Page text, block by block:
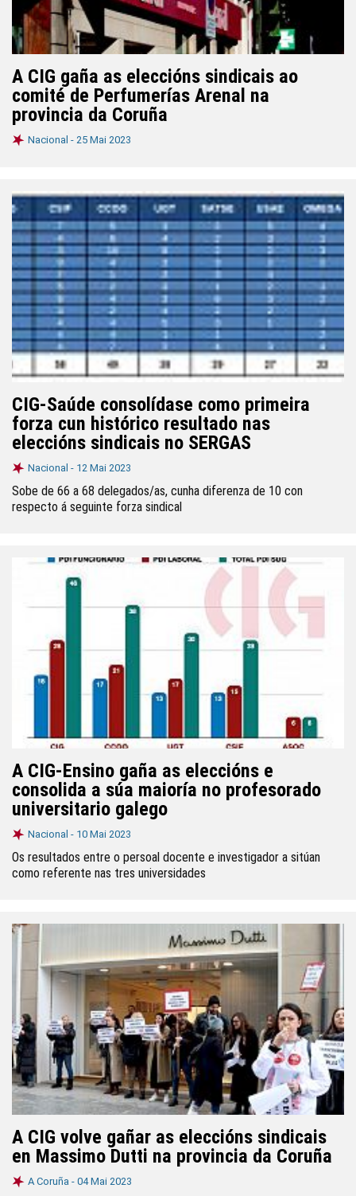
A CIG gaña as eleccións sindicais ao
comité de Perfumerías Arenal na
provincia da Coruña
Nacional - 25 Mai 2023
CIG-Saúde consolídase como primeira
forza cun histórico resultado nas
eleccións sindicais no SERGAS
Nacional - 12 Mai 2023
Sobe de 66 a 68 delegados/as, cunha diferenza de 10 con
respecto á seguinte forza sindical
A CIG-Ensino gaña as eleccións e
consolida a súa maioría no profesorado
universitario galego
Nacional - 10 Mai 2023
Os resultados entre o persoal docente e investigador a sitúan
como referente nas tres universidades
A CIG volve gañar as eleccións sindicais
en Massimo Dutti na provincia da Coruña
A Coruña - 04 Mai 2023